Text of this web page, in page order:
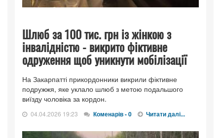
Шлюб за 100 тис. грн із жінкою з
інвалідністю - викрито фіктивне
одруження щоб уникнути мобілізації
На Закарпатті прикордонники викрили фіктивне
подружжя, яке уклало шлюб з метою подальшого
виїзду чоловіка за кордон.
04.04.2026 19:23 Коменарів - 0 Читати далі...